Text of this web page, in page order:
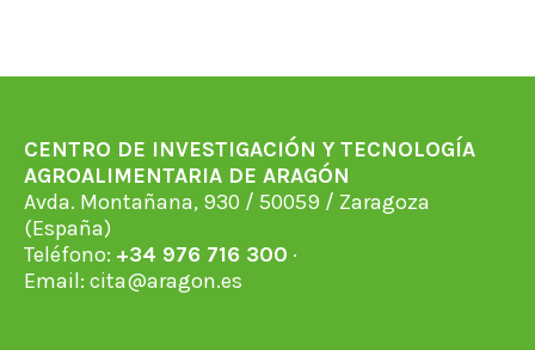
CENTRO DE INVESTIGACIÓN Y TECNOLOGÍA
AGROALIMENTARIA DE ARAGÓN
Avda. Montañana, 930 / 50059 / Zaragoza
(España)
Teléfono: +34 976 716 300 ·
Email: cita@aragon.es